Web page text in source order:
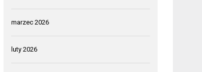
marzec 2026
luty 2026